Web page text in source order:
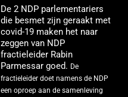
De 2 NDP parlementariers
die besmet zijn geraakt met
covid-19 maken het naar
zeggen van NDP
fractieleider Rabin
Parmessar goed. De
fractieleider doet namens de NDP
een oproep aan de samenleving